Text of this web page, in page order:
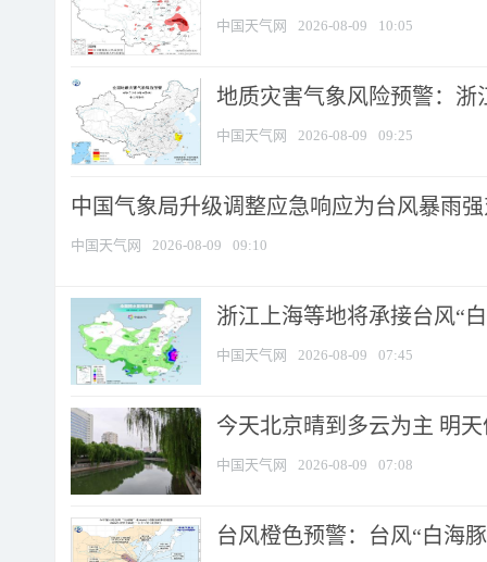
中国天气网 2026-08-09 10:05
地质灾害气象风险预警：浙
中国天气网 2026-08-09 09:25
中国气象局升级调整应急响应为台风暴雨
中国天气网 2026-08-09 09:10
浙江上海等地将承接台风“
中国天气网 2026-08-09 07:45
今天北京晴到多云为主 明
中国天气网 2026-08-09 07:08
台风橙色预警：台风“白海